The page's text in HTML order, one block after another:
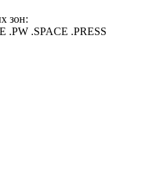
зон:
.PW .SPACE .PRESS